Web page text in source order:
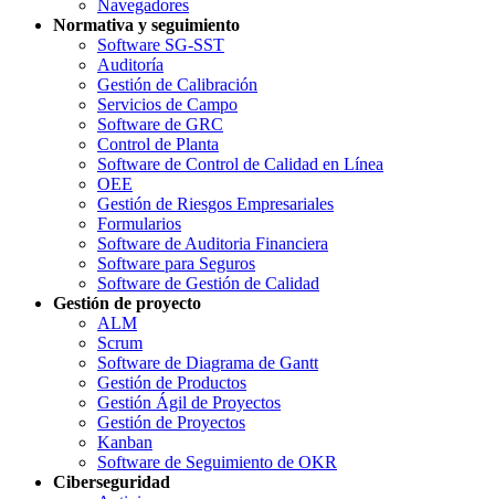
Navegadores
Normativa y seguimiento
Software SG-SST
Auditoría
Gestión de Calibración
Servicios de Campo
Software de GRC
Control de Planta
Software de Control de Calidad en Línea
OEE
Gestión de Riesgos Empresariales
Formularios
Software de Auditoria Financiera
Software para Seguros
Software de Gestión de Calidad
Gestión de proyecto
ALM
Scrum
Software de Diagrama de Gantt
Gestión de Productos
Gestión Ágil de Proyectos
Gestión de Proyectos
Kanban
Software de Seguimiento de OKR
Ciberseguridad